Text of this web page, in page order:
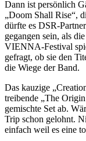
Dann ist persönlich
„Doom Shall Rise“,
dürfte es DSR-
gegangen sein, als
VIENNA-Festival
gefragt, ob sie den
die Wiege der Band.
Das kauzige
treibende „The
gemischte Set ab.
Trip schon gelohnt.
einfach weil es eine